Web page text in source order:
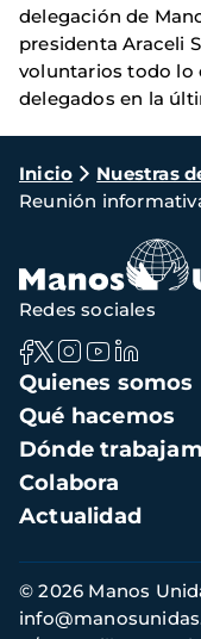
delegación de
presidenta Araceli
voluntarios todo lo
delegados en la
Ruta
de
navegación
Inicio Nuestras
Reunión
Navegación
principal
Quienes somos
Qué hacemos
Dónde
Colabora
Actualidad
Redes sociales
Información
de
contacto
© 2026 Manos